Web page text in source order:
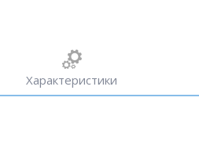
Характеристики